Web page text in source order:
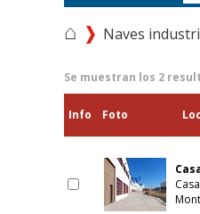
⌂ Naves
Se muestran los 2
Info Foto